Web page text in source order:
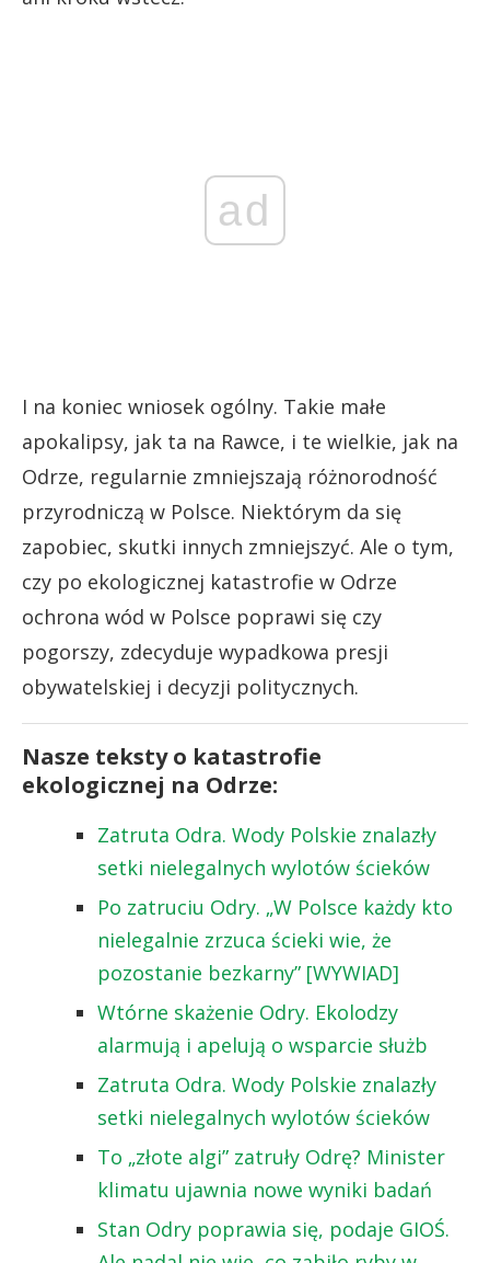
ad
I na koniec wniosek ogólny. Takie małe
apokalipsy, jak ta na Rawce, i te wielkie, jak na
Odrze, regularnie zmniejszają różnorodność
przyrodniczą w Polsce. Niektórym da się
zapobiec, skutki innych zmniejszyć. Ale o tym,
czy po ekologicznej katastrofie w Odrze
ochrona wód w Polsce poprawi się czy
pogorszy, zdecyduje wypadkowa presji
obywatelskiej i decyzji politycznych.
Nasze teksty o katastrofie
ekologicznej na Odrze:
Zatruta Odra. Wody Polskie znalazły
setki nielegalnych wylotów ścieków
Po zatruciu Odry. „W Polsce każdy kto
nielegalnie zrzuca ścieki wie, że
pozostanie bezkarny” [WYWIAD]
Wtórne skażenie Odry. Ekolodzy
alarmują i apelują o wsparcie służb
Zatruta Odra. Wody Polskie znalazły
setki nielegalnych wylotów ścieków
To „złote algi” zatruły Odrę? Minister
klimatu ujawnia nowe wyniki badań
Stan Odry poprawia się, podaje GIOŚ.